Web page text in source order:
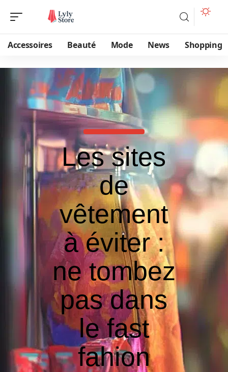
Accessoires Beauté Mode News Shopping
Les sites
de
vêtement
à éviter :
ne tombez
pas dans
le fast
fahion